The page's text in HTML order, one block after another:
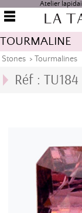
Atelier
TOURMALINE
Stones > Tourmalines
Réf : TU184